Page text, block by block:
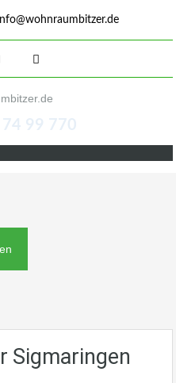
99 770
Sigmaringen